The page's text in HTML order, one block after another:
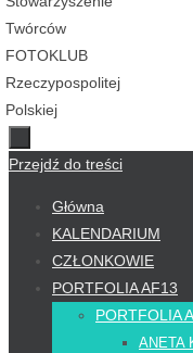
Przejdź do treści
Główna
KALENDARIUM
CZŁONKOWIE
PORTFOLIA AF13
PORTFOLIA
ANETA